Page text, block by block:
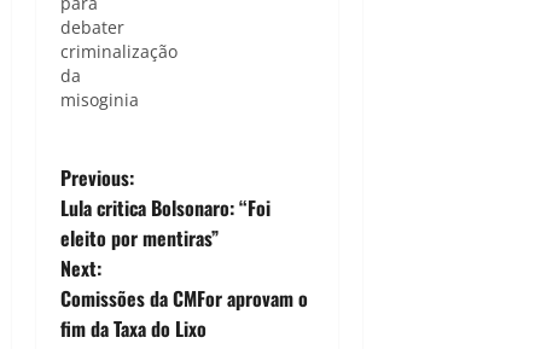
debater
criminalização
da
misoginia
P
o
s
Previous:
Lula critica Bolsonaro: “Foi
eleito por mentiras”
Next:
Comissões da CMFor aprovam o
fim da Taxa do Lixo